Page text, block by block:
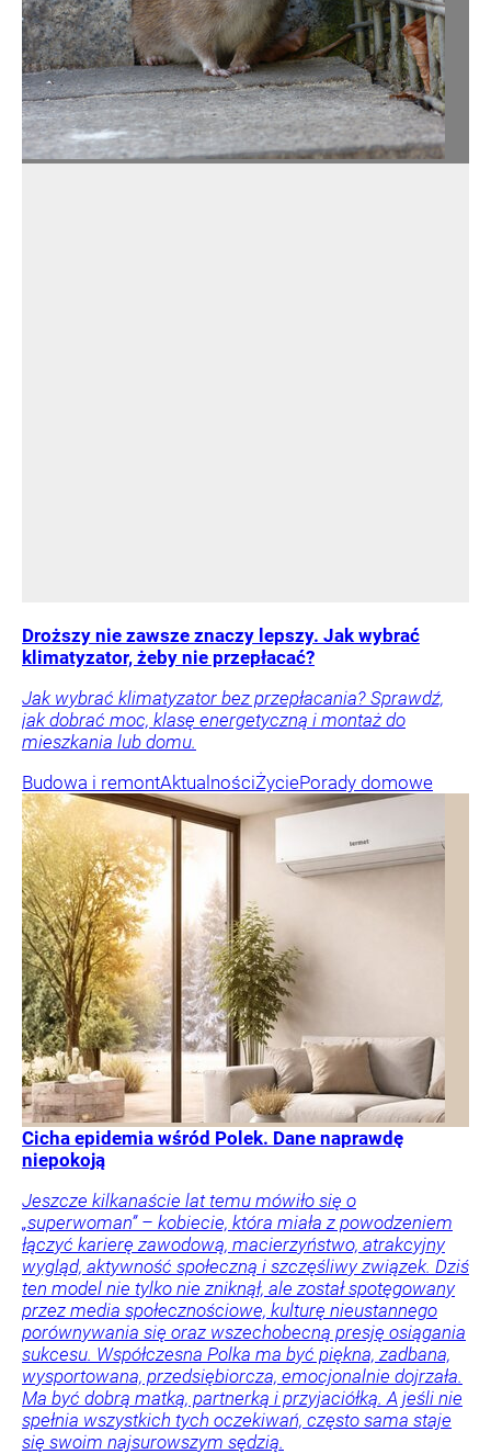
Droższy nie zawsze znaczy lepszy. Jak wybrać
klimatyzator, żeby nie przepłacać?
Jak wybrać klimatyzator bez przepłacania? Sprawdź,
jak dobrać moc, klasę energetyczną i montaż do
mieszkania lub domu.
Budowa i remontAktualnościŻyciePorady domowe
Cicha epidemia wśród Polek. Dane naprawdę
niepokoją
Jeszcze kilkanaście lat temu mówiło się o
„superwoman” – kobiecie, która miała z powodzeniem
łączyć karierę zawodową, macierzyństwo, atrakcyjny
wygląd, aktywność społeczną i szczęśliwy związek. Dziś
ten model nie tylko nie zniknął, ale został spotęgowany
przez media społecznościowe, kulturę nieustannego
porównywania się oraz wszechobecną presję osiągania
sukcesu. Współczesna Polka ma być piękna, zadbana,
wysportowana, przedsiębiorcza, emocjonalnie dojrzała.
Ma być dobrą matką, partnerką i przyjaciółką. A jeśli nie
spełnia wszystkich tych oczekiwań, często sama staje
się swoim najsurowszym sędzią.